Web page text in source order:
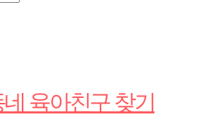
육아친구 찾기